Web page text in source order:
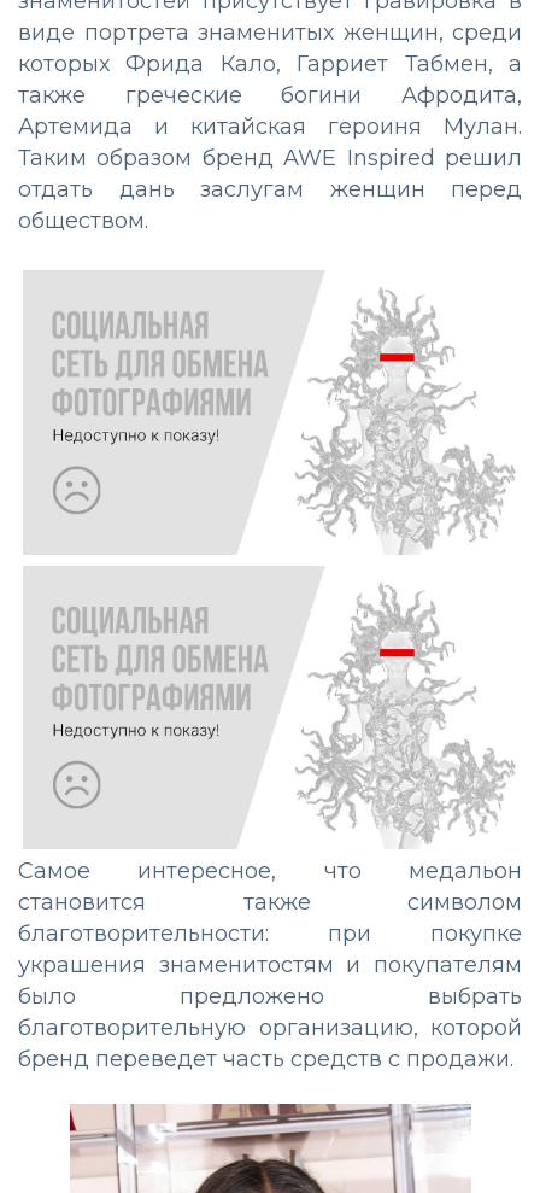
виде портрета знаменитых женщин, среди
которых Фрида Кало, Гарриет Табмен, а
также греческие богини Афродита,
Артемида и китайская героиня Мулан.
Таким образом бренд AWE Inspired решил
отдать дань заслугам женщин перед
обществом.
Самое интересное, что медальон
становится также символом
благотворительности: при покупке
украшения знаменитостям и покупателям
было предложено выбрать
благотворительную организацию, которой
бренд переведет часть средств с продажи.